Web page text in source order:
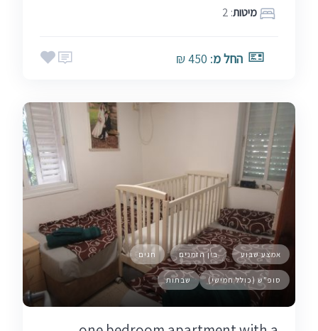
מיטות: 2
החל מ: 450 ₪
אמצע שבוע בין הזמנים חגים
סופ"ש (כולל חמישי) שבתות